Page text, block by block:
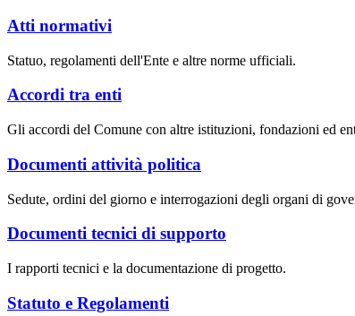
Atti normativi
Statuo, regolamenti dell'Ente e altre norme ufficiali.
Accordi tra enti
Gli accordi del Comune con altre istituzioni, fondazioni ed
Documenti attività politica
Sedute, ordini del giorno e interrogazioni degli organi di
Documenti tecnici di supporto
I rapporti tecnici e la documentazione di progetto.
Statuto e Regolamenti